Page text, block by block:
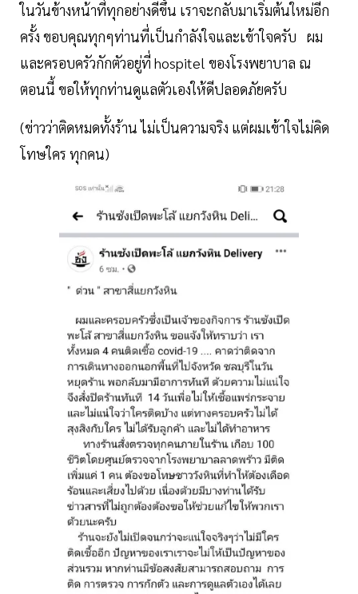
ในวันข้างหน้าที่ทุกอย่างดีขึ้น เราจะกลับมาเริ่มต้นใหม่อีก
ครั้ง ขอบคุณทุกๆท่านที่เป็นกำลังใจและเข้าใจครับ ผม
และครอบครัวกักตัวอยู่ที่ hospitel ของโรงพยาบาล ณ
ตอนนี้ ขอให้ทุกท่านดูแลตัวเองให้ดีปลอดภัยครับ
(ข่าวว่าติดหมดทั้งร้าน ไม่เป็นความจริง แต่ผมเข้าใจไม่คิด
โทษใคร ทุกคน)